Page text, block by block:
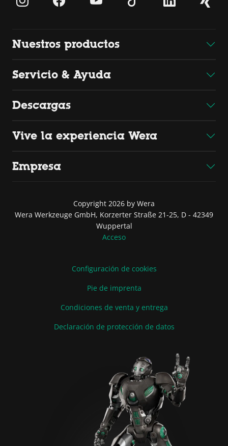
Nuestros productos
Servicio & Ayuda
Descargas
Vive la experiencia Wera
Empresa
Copyright 2026 by Wera
Wera Werkzeuge GmbH, Korzerter Straße 21-25, D - 42349
Wuppertal
Acceso
Configuración de cookies
Pie de imprenta
Condiciones de venta y entrega
Declaración de protección de datos